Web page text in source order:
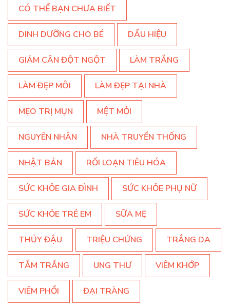
CÓ THỂ BẠN CHƯA BIẾT
DINH DƯỠNG CHO BÉ DẤU HIỆU
GIẢM CÂN ĐỘT NGỘT LÀM TRẮNG
LÀM ĐẸP MÔI LÀM ĐẸP TẠI NHÀ
MẸO TRỊ MỤN MỆT MỎI
NGUYÊN NHÂN NHÀ TRUYỀN THỐNG
NHẬT BẢN RỐI LOẠN TIÊU HÓA
SỨC KHỎE GIA ĐÌNH SỨC KHỎE PHỤ NỮ
SỨC KHỎE TRẺ EM SỮA MẸ
THỦY ĐẬU TRIỆU CHỨNG TRẮNG DA
TẮM TRẮNG UNG THƯ VIÊM KHỚP
VIÊM PHỔI ĐẠI TRÀNG